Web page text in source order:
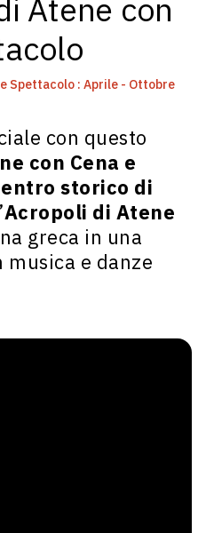
Atene con
Spettacolo : Aprile - Ottobre
con questo
con Cena e
storico di
Acropoli di Atene
greca in una
musica e danze